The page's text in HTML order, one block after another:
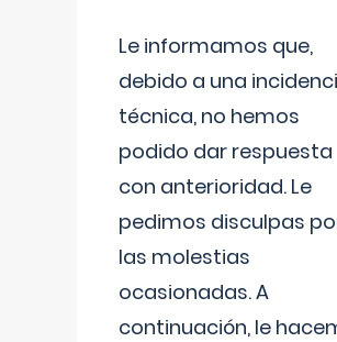
Le informamos que,
debido a una
técnica, no hemos
podido dar respuesta
con anterioridad. Le
pedimos disculpas
las molestias
ocasionadas. A
continuación, le